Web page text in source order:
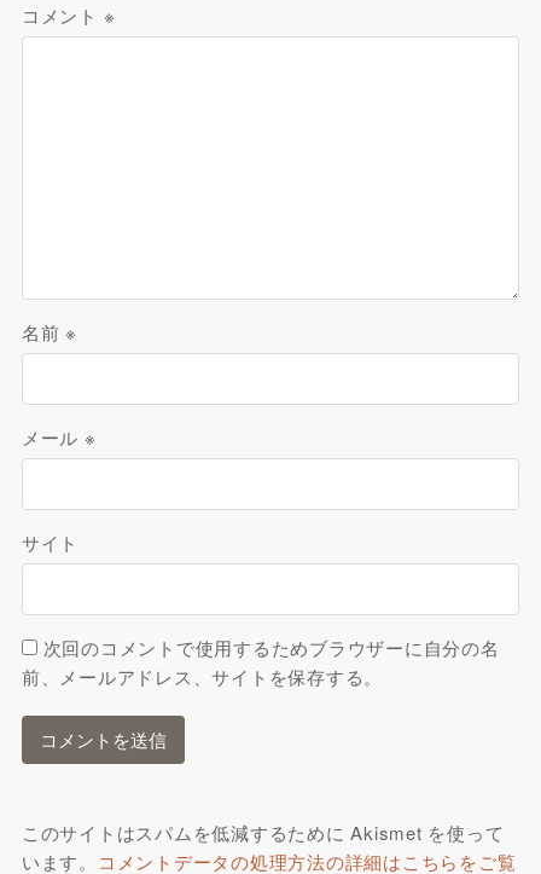
コメント ※
名前※
メール ※
サイト
次回のコメントで使用するためブラウザーに自分の名
前、メールアドレス、サイトを保存する。
このサイトはスパムを低減するために Akismet を使って
います。 コメントデータの処理方法の詳細はこちらをご覧